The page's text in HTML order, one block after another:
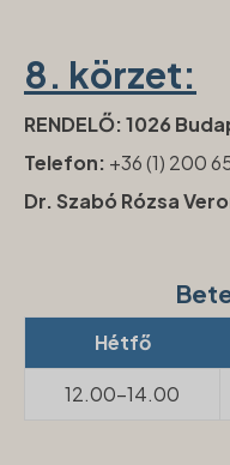
8. körzet:
RENDELŐ: 1026
Telefon: +36 (1) 200
Dr. Szabó Rózsa
Hétfő
12.00-14.00